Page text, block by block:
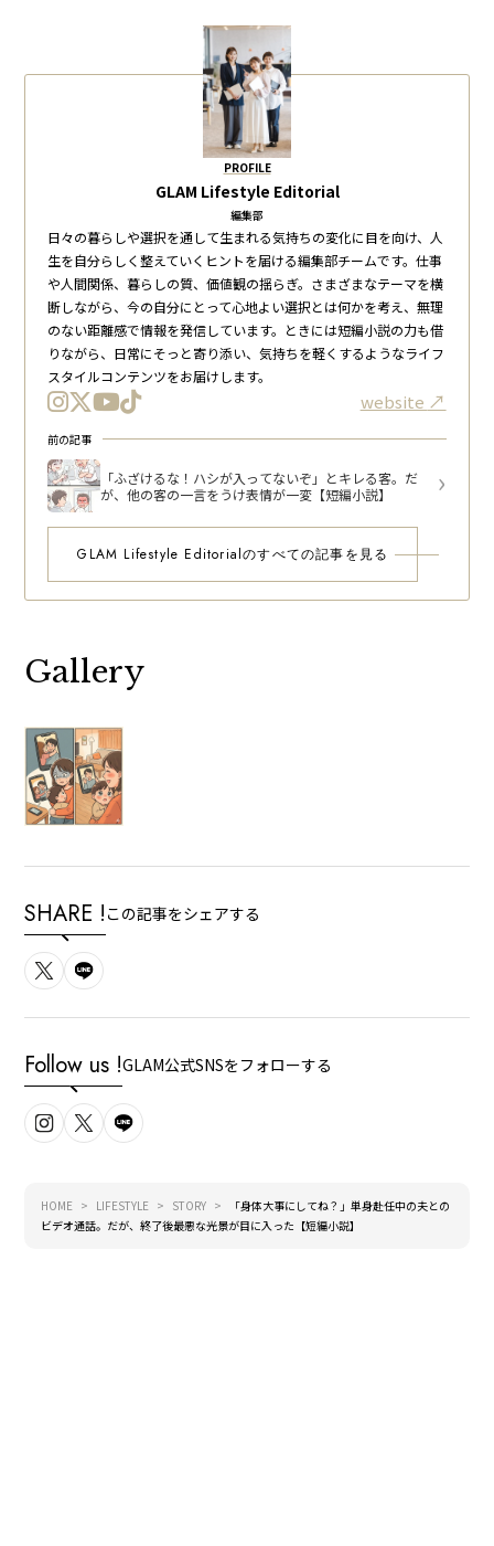
PROFILE
GLAM Lifestyle Editorial
編集部
日々の暮らしや選択を通して生まれる気持ちの変化に目を向け、人
生を自分らしく整えていくヒントを届ける編集部チームです。仕事
や人間関係、暮らしの質、価値観の揺らぎ。さまざまなテーマを横
断しながら、今の自分にとって心地よい選択とは何かを考え、無理
のない距離感で情報を発信しています。ときには短編小説の力も借
りながら、日常にそっと寄り添い、気持ちを軽くするようなライフ
スタイルコンテンツをお届けします。
website
前の記事
「ふざけるな！ハシが入ってないぞ」とキレる客。だ
が、他の客の一言をうけ表情が一変【短編小説】
GLAM Lifestyle Editorialのすべての記事を見る
Gallery
SHARE ! この記事をシェアする
Follow us !GLAM公式SNSをフォローする
HOME LIFESTYLE STORY
「身体大事にしてね？」単身赴任中の夫との
ビデオ通話。だが、終了後最悪な光景が目に入った【短編小説】